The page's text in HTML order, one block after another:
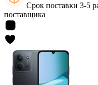
Срок поставки 3-5
поставщика